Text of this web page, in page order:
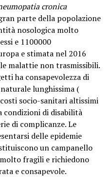
cronica
parte della popolazione
nosologica molto
e 1100000
e stimata nel 2016
malattie non trasmissibili.
ha consapevolezza di
lunghissima (
socio-sanitari altissimi
condizioni di disabilità
di complicanze. Le
delle epidemie
un campanello
fragili e richiedono
e consapevole.